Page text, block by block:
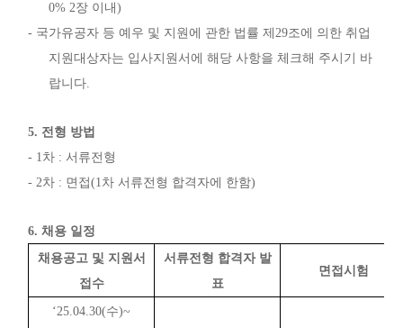
0% 2장 이내 )
- 국가유공자 등 예우 및 지원에 관한 법률 제 29조에 의한 취업
지원대상자는 입사지원서에 해당 사항을 체크해 주시기 바
랍니다.
5. 전형 방법
- 1차 : 서류전형
- 2차 : 면접(1차 서류전형 합격자에 한함)
6. 채용 일정
채용공고 및 지원서
접수
서류전형 합격자 발
표
면접시험
‘25.04.30(수)~